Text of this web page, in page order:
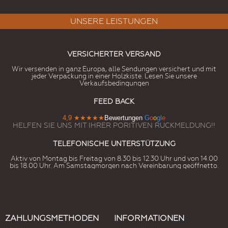
UNSERE LEISTUNGEN
VERSICHERTER VERSAND
Wir versenden in ganz Europa, alle Sendungen versichert und mit
jeder Verpackung in einer Holzkiste. Lesen Sie unsere
Verkaufsbedingungen
FEED BACK
4,9 ★★★★★ Bewertungen Goog e
HELFEN SIE UNS MIT IHRER PORITIVEN RUCKMELDUNG!!
TELEFONISCHE UNTERSTÜTZUNG
Aktiv von Montag bis Freitag von 8.30 bis 12.30 Uhr und von 14.00
bis 18.00 Uhr. Am Samstagmorgen nach Vereinbarung geöffnetto.
ZAHLUNGSMETHODEN INFORMATIONEN